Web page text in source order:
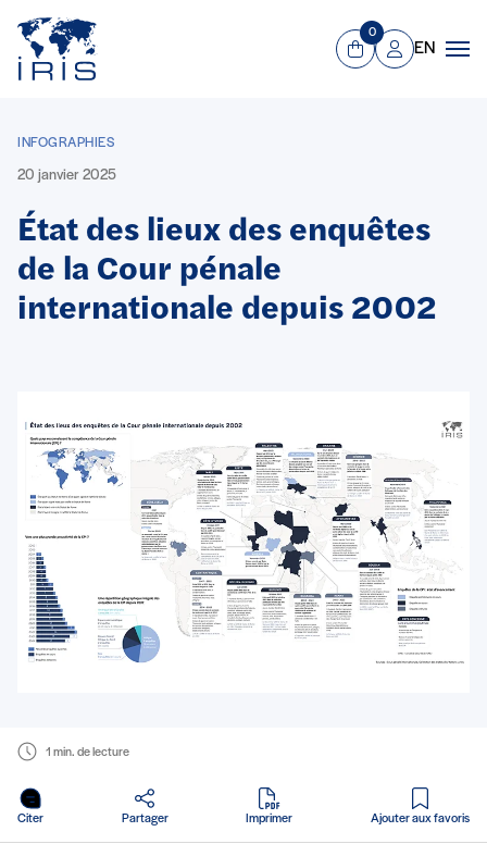
Aller au contenu principal
Panier
0
Mon compte
EN
INFOGRAPHIES
20 janvier 2025
État des lieux des enquêtes
de la Cour pénale
internationale depuis 2002
1 min. de lecture
Citer Partager Imprimer
en PDF
Ajouter aux favoris